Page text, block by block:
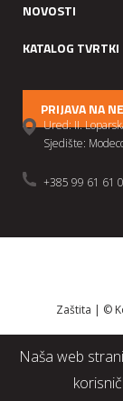
Naša web
NOVOSTI
KATALOG TVRTKI
PRIJAVA NA
Ured: II.
Sjedište:
+385 99 61 61
Zaštita | ©